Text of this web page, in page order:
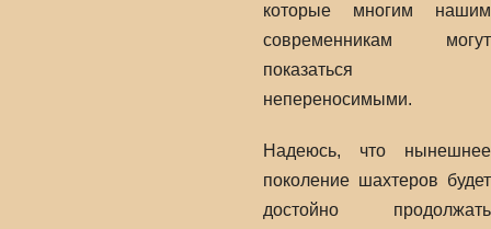
которые многим нашим
современникам могут
показаться
непереносимыми.
Надеюсь, что нынешнее
поколение шахтеров будет
достойно продолжать